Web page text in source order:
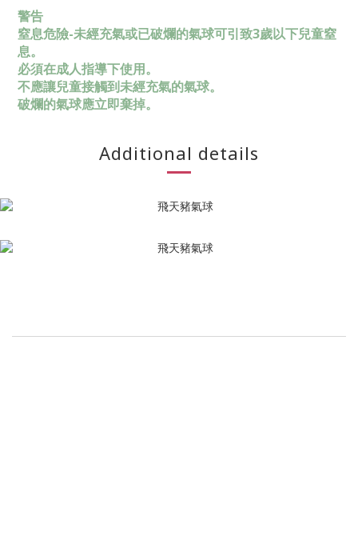
警告
窒息危險-未經充氣或已破爛的氣球可引致3歲以下兒童窒
息。
必須在成人指導下使用。
不應讓兒童接觸到未經充氣的氣球。
破爛的氣球應立即棄掉。
Additional details